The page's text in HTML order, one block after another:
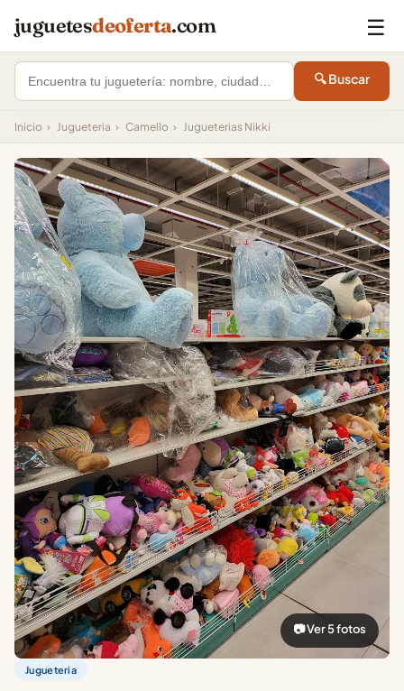
juguetesdeoferta.com ☰
🔍 Buscar
Inicio › Jugueteria › Camello › Jugueterias Nikki
📷 Ver 5 fotos
Jugueteria